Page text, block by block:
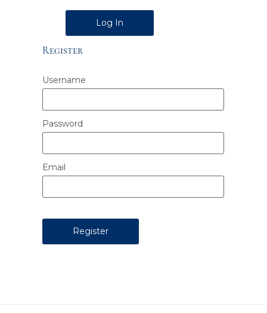
Alternative:
Register
Username
Password
Email